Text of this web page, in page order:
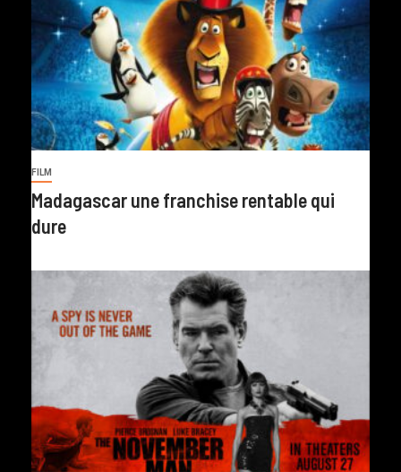
FILM
Madagascar une franchise rentable qui
dure